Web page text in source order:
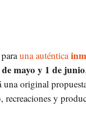
una auténtica
mayo y 1 de junio
una original
recreaciones y